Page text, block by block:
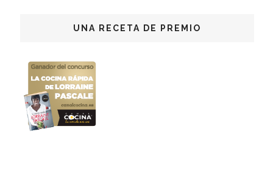
UNA RECETA DE PREMIO